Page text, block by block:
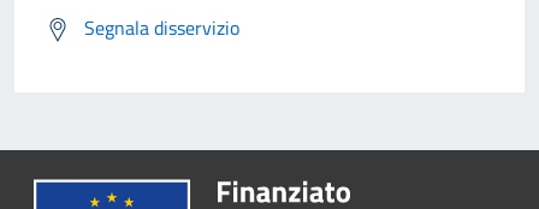
Segnala disservizio